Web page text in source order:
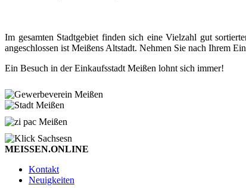
Im gesamten Stadtgebiet finden sich eine Vielzahl gut
angeschlossen ist Meißens Altstadt. Nehmen Sie nach Ihrem
Ein Besuch in der Einkaufsstadt Meißen lohnt sich immer!
MEISSEN.ONLINE
Kontakt
Neuigkeiten